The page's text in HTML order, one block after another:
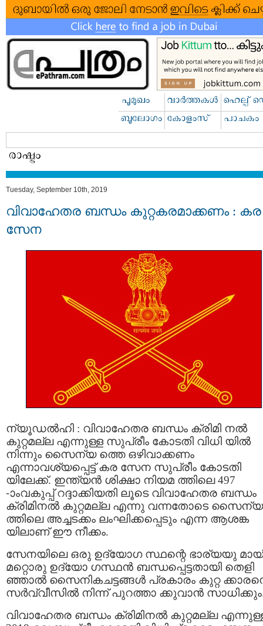
Tuesday, September 10th, 2019
വിവാഹേതര ബന്ധം കുറ്റകരമാക്കണം : കര
സേന
ന്യൂഡൽഹി : വിവാഹേതര ബന്ധം ക്രിമി നൽ
കുറ്റമല്ല എന്നുള്ള സുപ്രീം കോടതി വിധി യിൽ
നിന്നും സൈന്യ ത്തെ ഒഴിവാക്കണം
എന്നാവശ്യപ്പെട്ട് കര സേന സുപ്രീം കോടതി
യിലേക്ക്. ഇന്ത്യൻ ശിക്ഷാ നിയമ ത്തിലെ 497
-ാംവകുപ്പ് റദ്ദാക്കിയതി ലൂടെ വിവാഹേതര ബന്ധം
ക്രിമിനൽ കുറ്റമല്ല എന്നു വന്നതോടെ സൈന്യ
ത്തിലെ അച്ചടക്കം ലംഘിക്കപ്പെടും എന്ന ആശങ്ക
യിലാണ് ഈ നീക്കം.
സേനയിലെ ഒരു ഉദ്യോഗ സ്ഥന്റെ ഭാര്യയു
മറ്റൊരു ഉദ്യോ ഗസ്ഥൻ ബന്ധപ്പെട്ടതായി തെളി
ഞ്ഞാൽ സൈനികചട്ടങ്ങൾ പ്രകാരം കുറ്റ
സർവ്വീസിൽ നിന്ന് പുറത്താ ക്കുവാന്‍
വിവാഹേതര ബന്ധം ക്രിമിനൽ കുറ്റമല്ല